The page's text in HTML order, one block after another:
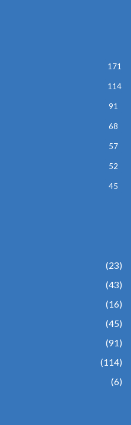
171
114
91
68
57
52
45
(23)
(43)
(16)
(45)
(91)
(114)
(6)